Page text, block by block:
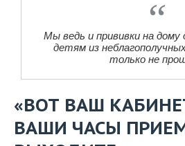
Мы ведь и прививки на дому
детям из
только не
«ВОТ ВАШ
ВАШИ ЧАСЫ